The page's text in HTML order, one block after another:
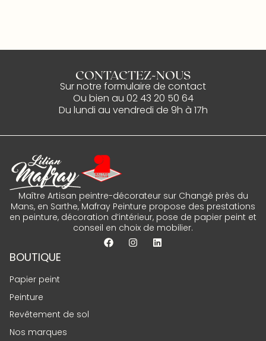
CONTACTEZ-NOUS
Sur notre formulaire de contact
Ou bien au 02 43 20 50 64
Du lundi au vendredi de 9h à 17h
Maître Artisan peintre-décorateur sur Changé près du
Mans, en Sarthe, Mafray Peinture propose des prestations
en peinture, décoration d’intérieur, pose de papier peint et
conseil en choix de mobilier.
BOUTIQUE
Papier peint
Peinture
Revêtement de sol
Nos marques